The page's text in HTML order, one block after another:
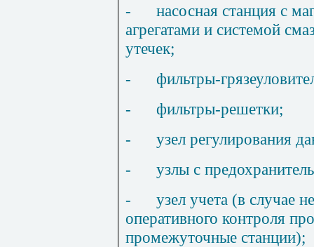
-
насосная станция с
агрегатами и системой
утечек;
-
фильтры-
-
фильтры-решетки;
-
узел регулирования
-
узлы с
-
узел учета (в случае
оперативного контроля
промежуточные станции);